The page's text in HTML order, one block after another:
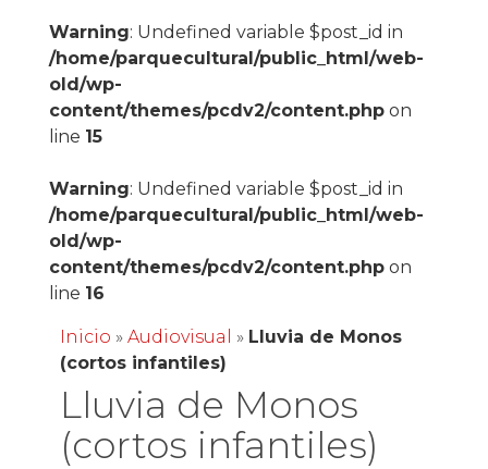
Warning: Undefined variable $post_id in
/home/parquecultural/public_html/web-
old/wp-
content/themes/pcdv2/content.phpon
line 15
Warning: Undefined variable $post_id in
/home/parquecultural/public_html/web-
old/wp-
content/themes/pcdv2/content.phpon
line 16
Inicio » Audiovisual » Lluvia de Monos
(cortos infantiles)
Lluvia de Monos
(cortos infantiles)